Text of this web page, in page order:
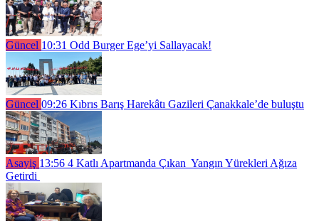
Güncel 10:31 Odd Burger Ege’yi Sallayacak!
Güncel 09:26 Kıbrıs Barış Harekâtı Gazileri Çanakkale’de buluştu
Asayiş 13:56 4 Katlı Apartmanda Çıkan Yangın Yürekleri Ağıza
Getirdi